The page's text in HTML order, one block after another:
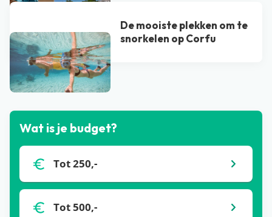
De mooiste plekken om te
snorkelen op Corfu
Bekijk alle blogs
Wat is je budget?
Tot 250,-
Tot 500,-